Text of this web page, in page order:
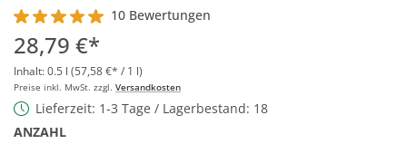
Durchschnittliche Bewertung von 5 von 5 Sternen
10 Bewertungen
28,79 €*
Inhalt:0.5 l (57,58 €* / 1 l)
Preise inkl. MwSt. zzgl. Versandkosten
Lieferzeit: 1-3 Tage / Lagerbestand: 18
ANZAHL